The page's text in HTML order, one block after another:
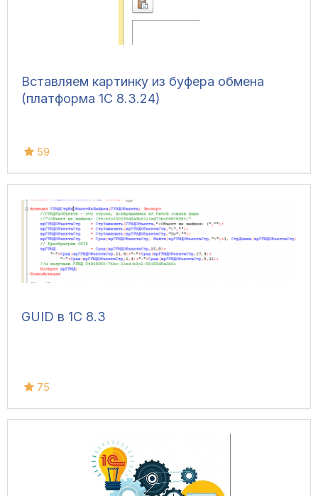
Вставляем картинку из буфера обмена
(платформа 1С 8.3.24)
59
GUID в 1С 8.3
75